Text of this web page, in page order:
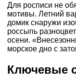
Для росписи не
мотивы. Летний
домик снаружи
россыпь
осени.
морское дно с
Ключевые